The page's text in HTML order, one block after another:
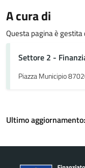
A cura di
Questa pagina è gestita
Settore 2 -
Piazza Municipio
Ultimo aggiornamento: